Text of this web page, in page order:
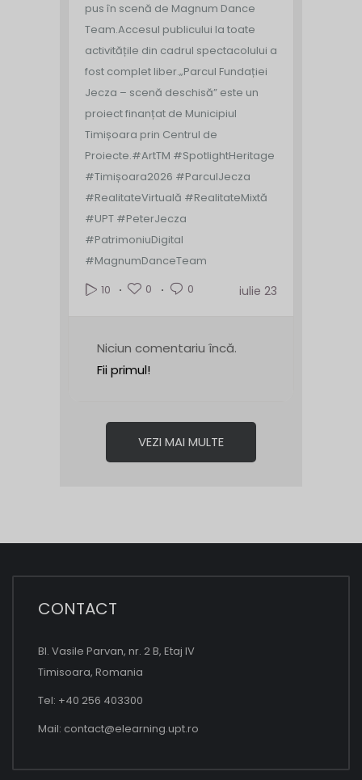
pus în scenă de Magnum Dance
Team.Accesul publicului la toate
activitățile din cadrul spectacolului a
fost complet liber.„Parcul Fundației
Jecza – scenă deschisă” este un
proiect finanțat de Municipiul
Timișoara prin Centrul de
Proiecte.#ArtTM #SpotlightHeritage
#Timișoara2026 #ParculJecza
#RealitateVirtuală #RealitateMixtă
#UPT #PeterJecza
#PatrimoniuDigital
#MagnumDanceTeam
10
0 0 iulie 23
Niciun comentariu încă.
Fii primul!
VEZI MAI MULTE
CONTACT
Bl. Vasile Parvan, nr. 2 B, Etaj IV
Timisoara, Romania
Tel: +40 256 403300
Mail: contact@elearning.upt.ro